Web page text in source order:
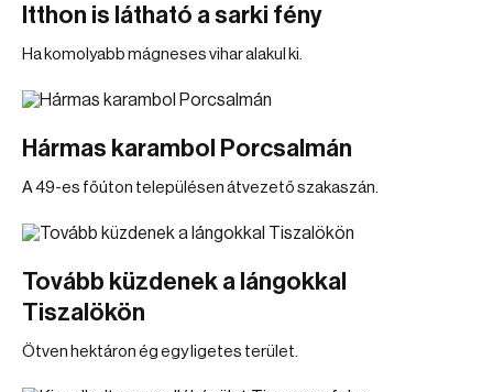
Itthon is látható a sarki fény
Ha komolyabb mágneses vihar alakul ki.
Hármas karambol Porcsalmán
A 49-es főúton településen átvezető szakaszán.
Tovább küzdenek a lángokkal
Tiszalökön
Ötven hektáron ég egy ligetes terület.